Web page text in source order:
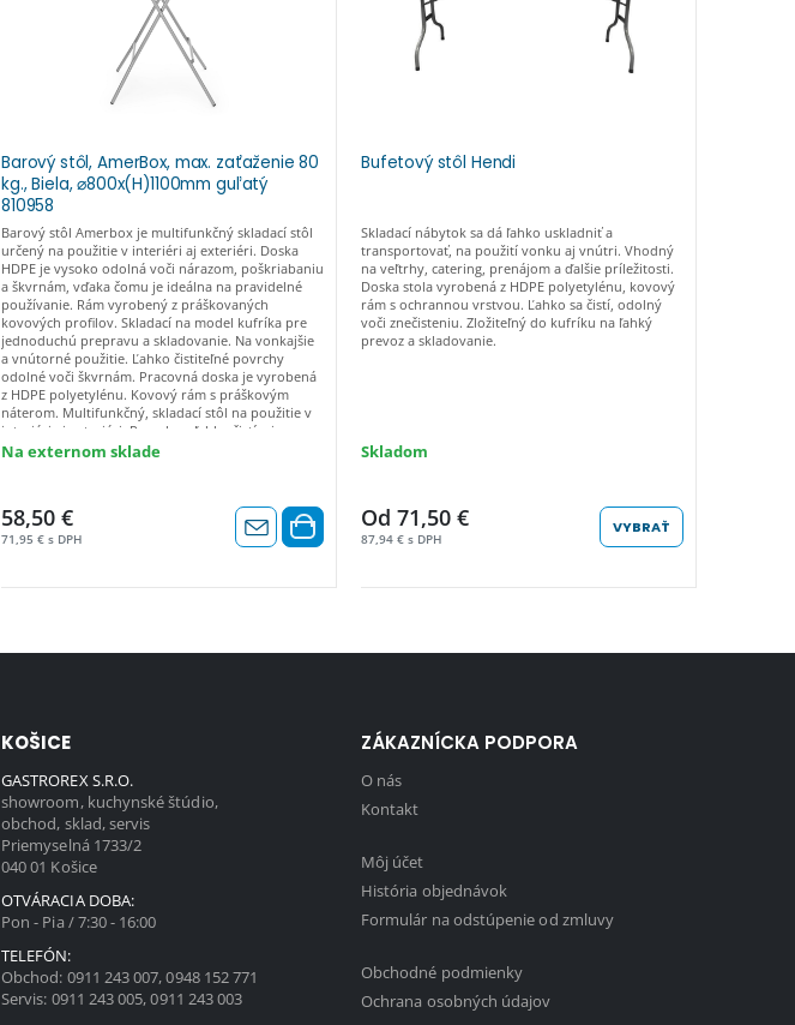
Barový stôl, AmerBox, max. zaťaženie 80
kg., Biela, ⌀800x(H)1100mm guľatý
810958
Barový stôl Amerbox je multifunkčný skladací stôl
určený na použitie v interiéri aj exteriéri. Doska
HDPE je vysoko odolná voči nárazom, poškriabaniu
a škvrnám, vďaka čomu je ideálna na pravidelné
používanie. Rám vyrobený z práškovaných
kovových profilov. Skladací na model kufríka pre
jednoduchú prepravu a skladovanie. Na vonkajšie
a vnútorné použitie. Ľahko čistiteľné povrchy
odolné voči škvrnám. Pracovná doska je vyrobená
z HDPE polyetylénu. Kovový rám s práškovým
náterom. Multifunkčný, skladací stôl na použitie v
interiéri aj exteriéri. Povrch sa ľahko čistí a je
odolný voči škvrnám. Jednoduchá preprava a
Na externom sklade
58,50 €
71,95 € s DPH
Bufetový stôl Hendi
Skladací nábytok sa dá ľahko uskladniť a
transportovať, na použití vonku aj vnútri. Vhodný
na veľtrhy, catering, prenájom a ďalšie príležitosti.
Doska stola vyrobená z HDPE polyetylénu, kovový
rám s ochrannou vrstvou. Ľahko sa čistí, odolný
voči znečisteniu. Zložiteľný do kufríku na ľahký
prevoz a skladovanie.
Skladom
Od 71,50 €
87,94 € s DPH
VYBRAŤ
KOŠICE
GASTROREX S.R.O.
showroom, kuchynské štúdio,
obchod, sklad, servis
Priemyselná 1733/2
040 01 Košice
OTVÁRACIA DOBA:
Pon - Pia / 7:30 - 16:00
TELEFÓN:
Obchod: 0911 243 007,0948 152 771
Servis: 0911 243 005,0911 243 003
ZÁKAZNÍCKA PODPORA
O nás
Kontakt
Môj účet
História objednávok
Formulár na odstúpenie od zmluvy
Obchodné podmienky
Ochrana osobných údajov